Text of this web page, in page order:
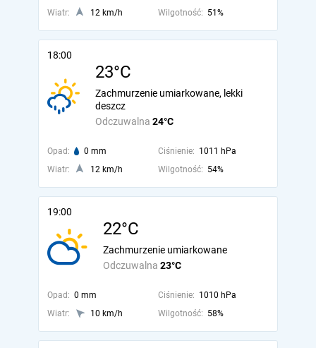
Wiatr:
12 km/h Wilgotność: 51%
18:00
23°C
Odczuwalna 24°C
Zachmurzenie umiarkowane, lekki
deszcz
Opad: 0 mm Ciśnienie: 1011 hPa
Wiatr:
12 km/h Wilgotność: 54%
19:00
22°C
Odczuwalna 23°C
Zachmurzenie umiarkowane
Opad: 0 mm Ciśnienie: 1010 hPa
Wiatr:
10 km/h Wilgotność: 58%